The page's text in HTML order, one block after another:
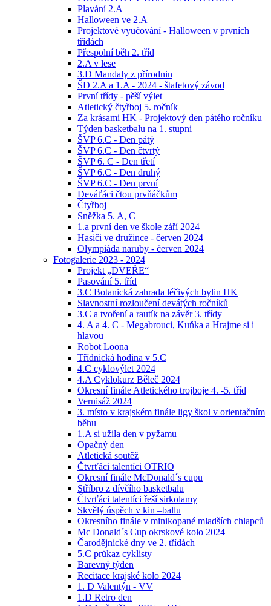
Plavání 2.A
Halloween ve 2.A
Projektové vyučování - Halloween v prvních
třídách
Přespolní běh 2. tříd
2.A v lese
3.D Mandaly z přírodnin
ŠD 2.A a 1.A - 2024 - štafetový závod
První třídy - pěší výlet
Atletický čtyřboj 5. ročník
Za krásami HK - Projektový den pátého ročníku
Týden basketbalu na 1. stupni
ŠVP 6.C - Den pátý
ŠVP 6.C - Den čtvrtý
ŠVP 6. C - Den třetí
ŠVP 6.C - Den druhý
ŠVP 6.C - Den první
Deváťáci čtou prvňáčkům
Čtyřboj
Sněžka 5. A, C
1.a první den ve škole září 2024
Hasiči ve družince - červen 2024
Olympiáda naruby - červen 2024
Fotogalerie 2023 - 2024
Projekt „DVEŘE“
Pasování 5. tříd
3.C Botanická zahrada léčivých bylin HK
Slavnostní rozloučení devátých ročníků
3.C a tvoření a rautík na závěr 3. třídy
4. A a 4. C - Megabrouci, Kuňka a Hrajme si i
hlavou
Robot Loona
Třídnická hodina v 5.C
4.C cyklovýlet 2024
4.A Cyklokurz Běleč 2024
Okresní finále Atletického trojboje 4. -5. tříd
Vernisáž 2024
3. místo v krajském finále ligy škol v orientačním
běhu
1.A si užila den v pyžamu
Opačný den
Atletická soutěž
Čtvrťáci talentíci OTRIO
Okresní finále McDonald´s cupu
Stříbro z dívčího basketbalu
Čtvrťáci talentíci řeší sirkolamy
Skvělý úspěch v kin –ballu
Okresního finále v minikopané mladších chlapců
Mc Donald´s Cup okrskové kolo 2024
Čarodějnické dny ve 2. třídách
5.C průkaz cyklisty
Barevný týden
Recitace krajské kolo 2024
1. D Valentýn - VV
1.D Retro den